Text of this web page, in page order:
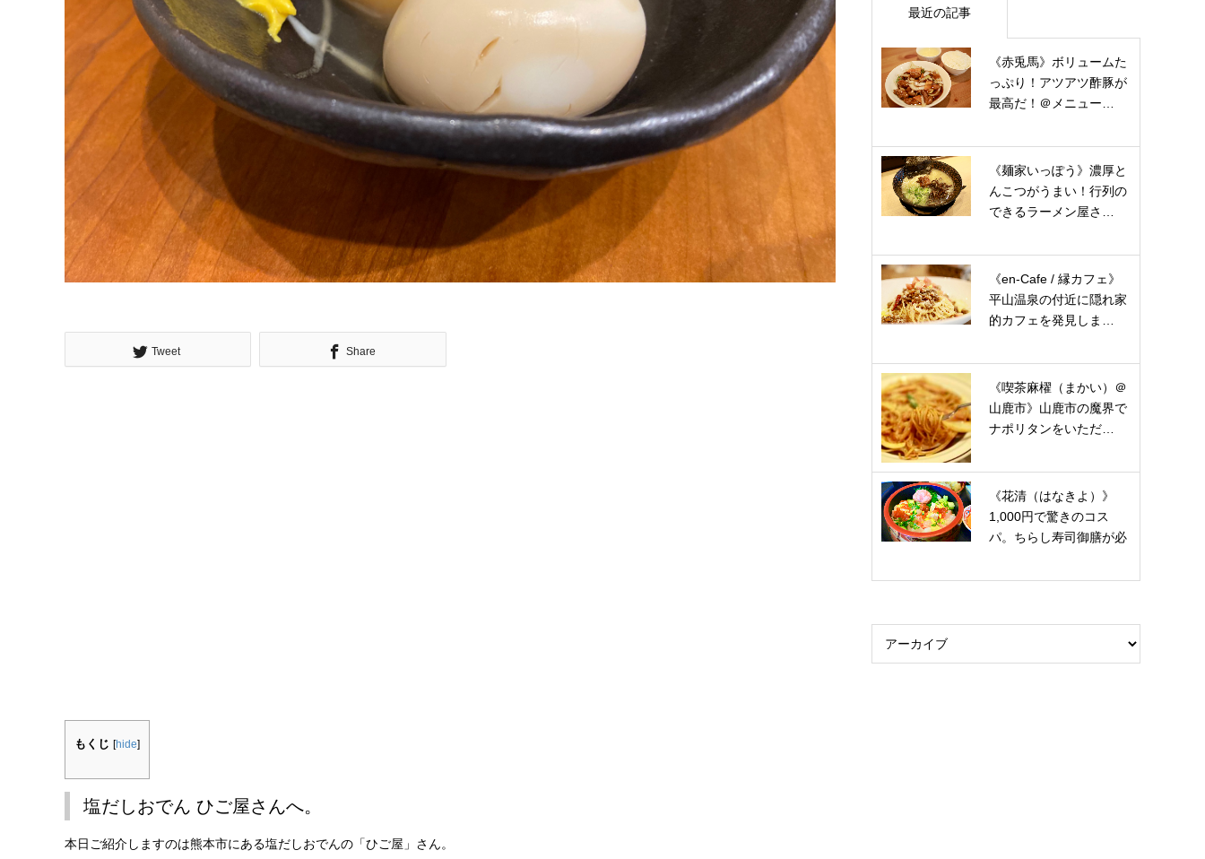
Tweet Share
もくじ [hide]
塩だしおでん ひご屋さんへ。
本日ご紹介しますのは熊本市にある塩だしおでんの「ひご屋」さん。
最近の記事
《赤兎馬》ボリュームた
っぷり！アツアツ酢豚が
最高だ！＠メニュー…
《麺家いっぽう》濃厚と
んこつがうまい！行列の
できるラーメン屋さ…
《en-Cafe / 縁カフェ》
平山温泉の付近に隠れ家
的カフェを発見しま…
《喫茶麻櫂（まかい）＠
山鹿市》山鹿市の魔界で
ナポリタンをいただ…
《花清（はなきよ）》
1,000円で驚きのコス
パ。ちらし寿司御膳が必